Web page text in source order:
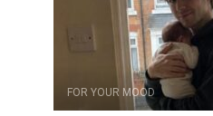
FOR YOUR MOOD